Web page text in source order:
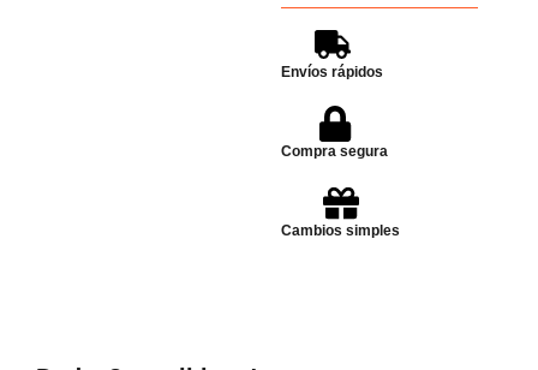
Envíos rápidos
Compra segura
Cambios simples